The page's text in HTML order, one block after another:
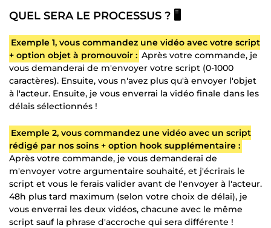
QUEL SERA LE PROCESSUS ? 🖥️
Exemple 1, vous commandez une vidéo avec votre script
+ option objet à promouvoir : Après votre commande, je
vous demanderai de m'envoyer votre script (0-1000
caractères). Ensuite, vous n'avez plus qu'à envoyer l'objet
à l'acteur. Ensuite, je vous enverrai la vidéo finale dans les
délais sélectionnés !
Exemple 2, vous commandez une vidéo avec un script
rédigé par nos soins + option hook supplémentaire :
Après votre commande, je vous demanderai de
m'envoyer votre argumentaire souhaité, et j'écrirais le
script et vous le ferais valider avant de l'envoyer à l'acteur.
48h plus tard maximum (selon votre choix de délai), je
vous enverrai les deux vidéos, chacune avec le même
script sauf la phrase d'accroche qui sera différente !